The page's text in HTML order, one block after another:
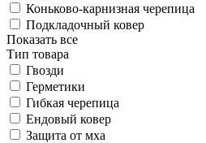
Коньково-карнизная черепица
Подкладочный ковер
Показать все
Тип товара
Гвозди
Герметики
Гибкая черепица
Ендовый ковер
Защита от мха